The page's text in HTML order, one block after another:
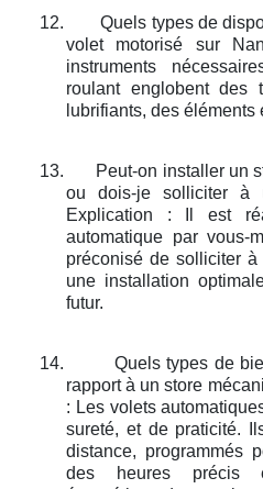
12.
Quels types de
volet motorisé sur
instruments
roulant englobent des
lubrifiants, des
13.
Peut-on installer un
ou dois-je solliciter à
Explication : Il est
automatique par vous-
préconisé de solliciter
une installation
futur.
14.
Quels types de
rapport à un store
: Les volets
sureté, et de praticité.
distance, programmés
des heures précis